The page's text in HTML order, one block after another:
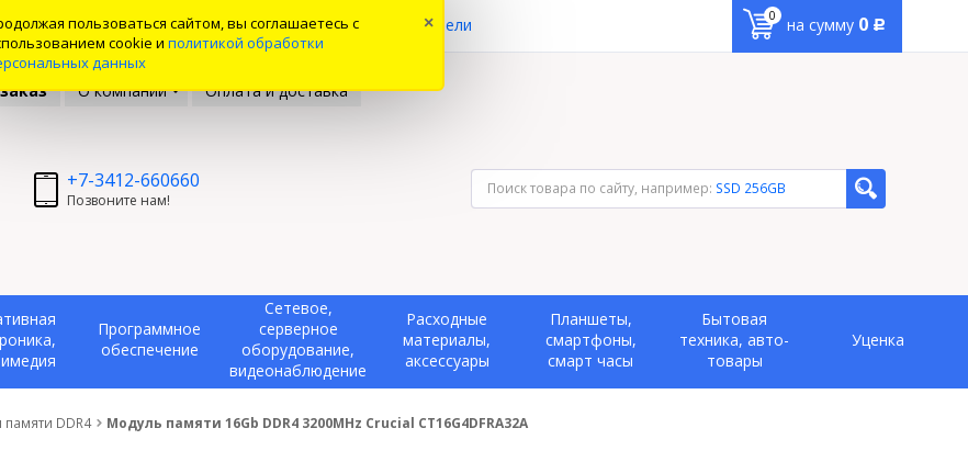
пользоваться сайтом, вы соглашаетесь с
cookie и политикой обработки
данных
×
товары Вы смотрели 0 на сумму 0 Р
О компании
Оплата и доставка
+7-3412-660660
Позвоните нам!
Поиск товара по сайту, например: SSD 256GB
Программное
обеспечение
Сетевое,
серверное
оборудование,
видеонаблюдение
Расходные
материалы,
аксессуары
Планшеты,
смартфоны,
смарт часы
Бытовая
техника, авто-
товары
Уценка
DDR4 Модуль памяти 16Gb DDR4 3200MHz Crucial CT16G4DFRA32A